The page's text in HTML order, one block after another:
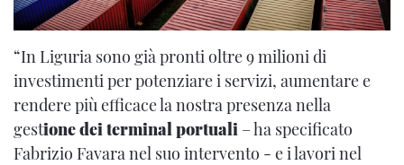
“In Liguria sono già pronti oltre 9 milioni di
investimenti per potenziare i servizi, aumentare e
rendere più efficace la nostra presenza nella
gestione dei terminal portuali – ha specificato
Fabrizio Favara nel suo intervento - e i lavori nel